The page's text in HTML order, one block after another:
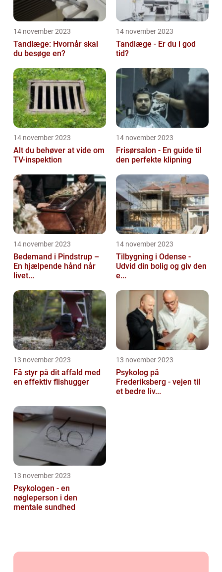
14 november 2023
Tandlæge: Hvornår skal
du besøge en?
14 november 2023
Tandlæge - Er du i god
tid?
14 november 2023
Alt du behøver at vide om
TV-inspektion
14 november 2023
Frisørsalon - En guide til
den perfekte klipning
14 november 2023
Bedemand i Pindstrup –
En hjælpende hånd når
livet...
14 november 2023
Tilbygning i Odense -
Udvid din bolig og giv den
e...
13 november 2023
Få styr på dit affald med
en effektiv flishugger
13 november 2023
Psykolog på
Frederiksberg - vejen til
et bedre liv...
13 november 2023
Psykologen - en
nøgleperson i den
mentale sundhed